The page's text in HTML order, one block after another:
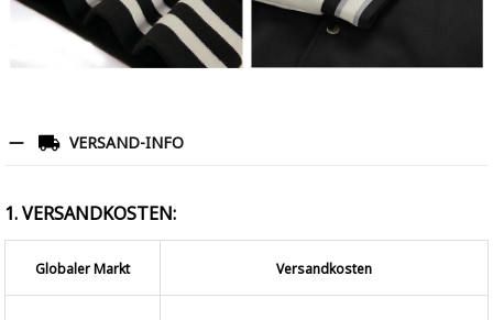
VERSAND-INFO
1. VERSANDKOSTEN:
Globaler Markt Versandkosten